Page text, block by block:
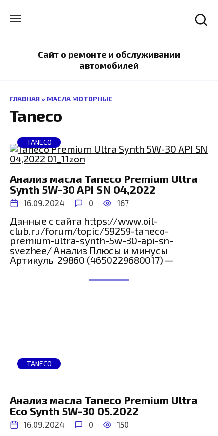
содержанию
Сайт о ремонте и обслуживании
автомобилей
ГЛАВНАЯ » МАСЛА МОТОРНЫЕ
Taneco
TANECO
Анализ масла Taneco Premium Ultra
Synth 5W-30 API SN 04,2022
16.09.2024 0 167
Данные с сайта https://www.oil-
club.ru/forum/topic/59259-taneco-
premium-ultra-synth-5w-30-api-sn-
svezhee/ Анализ Плюсы и минусы
Артикулы 29860 (4650229680017) —
TANECO
Анализ масла Taneco Premium Ultra
Eco Synth 5W-30 05.2022
16.09.2024 0 150